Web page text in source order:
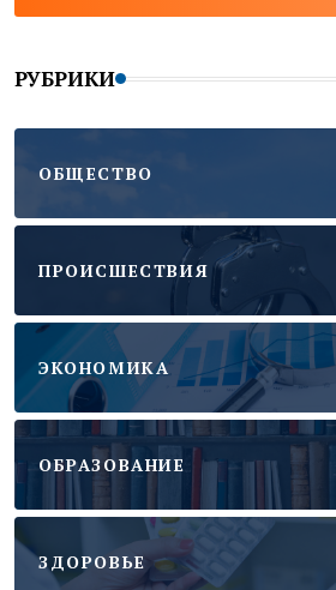
РУБРИКИ
ОБЩЕСТВО
ПРОИСШЕСТВИЯ
ЭКОНОМИКА
ОБРАЗОВАНИЕ
ЗДОРОВЬЕ